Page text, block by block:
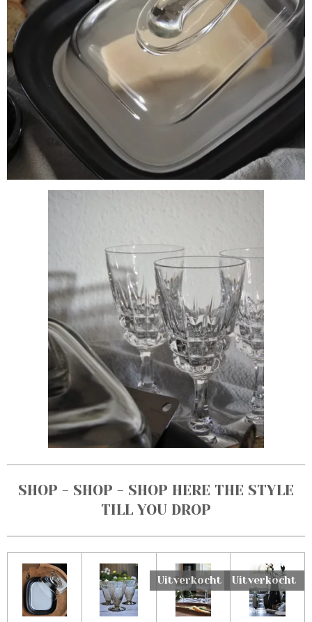
SHOP - SHOP - SHOP HERE THE STYLE
TILL YOU DROP
Uitverkocht Uitverkocht